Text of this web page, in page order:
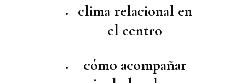
clima relacional en
el centro
cómo acompañar